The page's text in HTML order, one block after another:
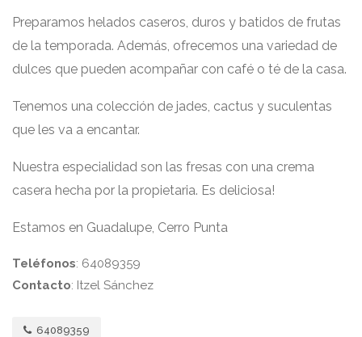
Preparamos helados caseros, duros y batidos de frutas
de la temporada. Además, ofrecemos una variedad de
dulces que pueden acompañar con café o té de la casa.
Tenemos una colección de jades, cactus y suculentas
que les va a encantar.
Nuestra especialidad son las fresas con una crema
casera hecha por la propietaria. Es deliciosa!
Estamos en Guadalupe, Cerro Punta
Teléfonos: 64089359
Contacto: Itzel Sánchez
64089359